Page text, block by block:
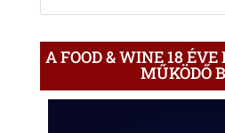
A FOOD & WINE 18
MŰKÖDŐ